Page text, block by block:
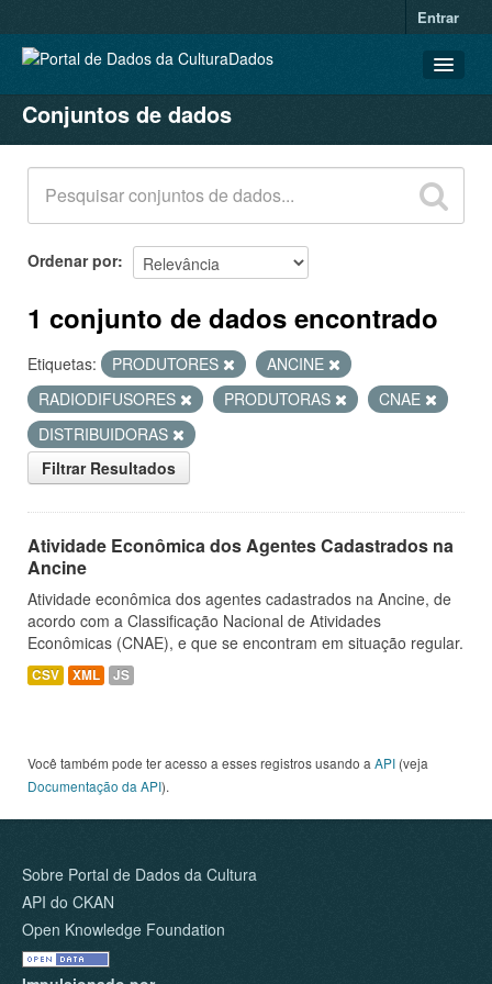
Entrar
CONJUNTOS DE DADOS
ORGANIZAÇÕES
GRUPOS
SOBRE
Conjuntos de dados
Ordenar por
1 conjunto de dados encontrado
Etiquetas: PRODUTORES
ANCINE
RADIODIFUSORES
PRODUTORAS
CNAE
DISTRIBUIDORAS
Filtrar Resultados
Atividade Econômica dos Agentes Cadastrados na
Ancine
Atividade econômica dos agentes cadastrados na Ancine, de
acordo com a Classificação Nacional de Atividades
Econômicas (CNAE), e que se encontram em situação regular.
CSV XML JS
Você também pode ter acesso a esses registros usando a API (veja
Documentação da API).
Sobre Portal de Dados da Cultura
API do CKAN
Open Knowledge Foundation